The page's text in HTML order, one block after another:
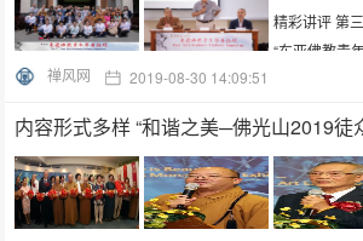
禅风网 2019-08-30 14:09:51
内容形式多样 “和谐之美─佛光山2019徒